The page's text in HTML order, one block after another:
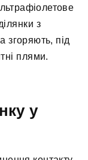
з
згоряють, під
плями.
у